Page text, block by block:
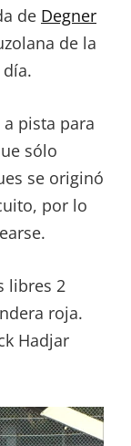
de Degner
de la
pista para
sólo
se originó
por lo
libres 2
roja.
Hadjar